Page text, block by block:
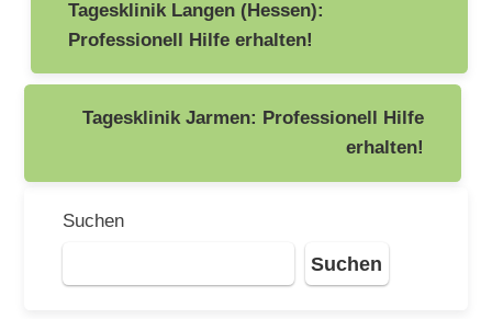
Tagesklinik Langen (Hessen):
Professionell Hilfe erhalten!
Tagesklinik Jarmen: Professionell Hilfe
erhalten!
Suchen
Suchen